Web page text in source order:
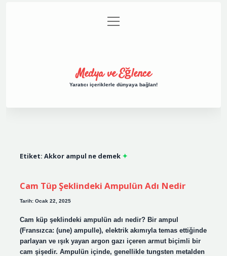
Gizlilik Politikası
menüyü
aç
Medya ve Eğlence
Yaratıcı içeriklerle dünyaya bağlan!
Etiket: Akkor ampul ne demek
Cam Tüp Şeklindeki Ampulün Adı Nedir
Tarih: Ocak 22, 2025
Cam küp şeklindeki ampulün adı nedir? Bir ampul
(Fransızca: (une) ampulle), elektrik akımıyla temas ettiğinde
parlayan ve ışık yayan argon gazı içeren armut biçimli bir
cam şişedir. Ampulün içinde, genellikle tungsten metalden